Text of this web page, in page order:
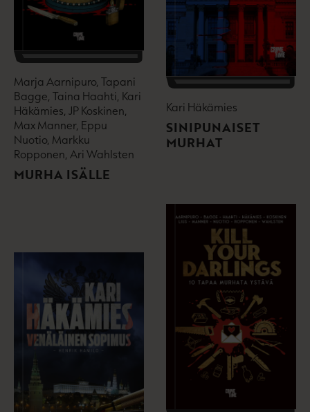
Marja Aarnipuro, Tapani
Bagge, Taina Haahti, Kari
Häkämies, JP Koskinen,
Max Manner, Eppu
Nuotio, Markku
Ropponen, Ari Wahlsten
MURHA ISÄLLE
Kari Häkämies
SINIPUNAISET
MURHAT